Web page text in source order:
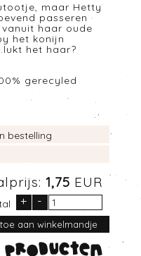
maar Hetty
passeren
haar oude
het konijn
het haar?
gerecyled
bestelling
1,75 EUR
+ -